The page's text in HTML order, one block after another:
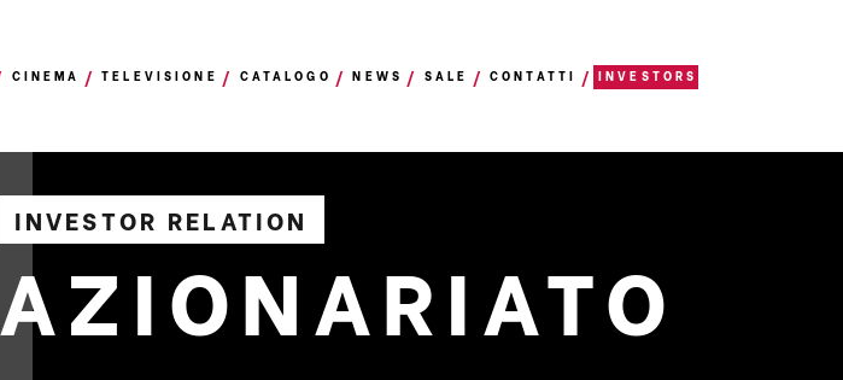
CINEMA TELEVISIONE CATALOGO NEWS SALE CONTATTI INVESTORS
INVESTOR RELATION
AZIONARIATO